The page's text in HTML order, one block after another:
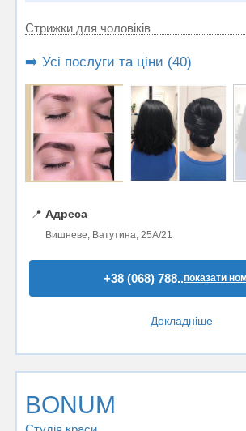
Стрижки для чоловіків
➡️ Усі послуги та ціни (40)
📍 Адреса
Вишневе, Ватутина, 25A/21
+38 (068) 788..показати
Докладніше
BONUM